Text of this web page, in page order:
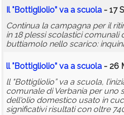
Il "Bottigliolio” va a scuola - 17
Continua la campagna per il
in 18 plessi scolastici comunali
buttiamolo nello scarico:
ll "Bottigliolio” va a scuola - 26
ll "Bottigliolio” va a scuola,
comunale di Verbania per uno
dell'olio domestico usato in
significativi risultati con oltre